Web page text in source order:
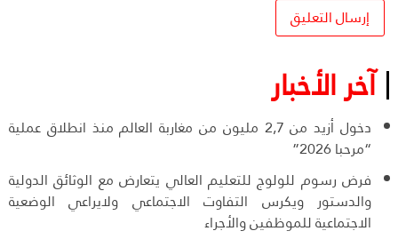
آخر الأخبار
دخول أزيد من 2,7 مليون من مغاربة العالم منذ انطلاق عملية
“مرحبا 2026”
فرض رسوم للولوج للتعليم العالي يتعارض مع الوثائق الدولية
والدستور ويكرس التفاوت الاجتماعي ولايراعي الوضعية
الاجتماعية للموظفين والأجراء